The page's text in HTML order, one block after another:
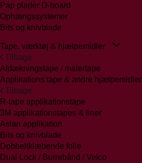
Pap plader D-board
Ophængssystemer
Bits og knivblade
Tape, værktøj & hjælpemidler
Tilbage
Afdækningstape / malertape
Applikations tape & andre hjælpemidler
Tilbage
R-tape applikationstape
3M applikationstapes & liner
Aslan applikation
Bits og knivblade
Dobbeltklæbende folie
Dual Lock / Burrebånd / Velco